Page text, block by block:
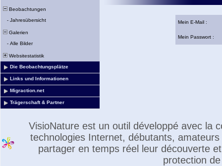
Beobachtungen
- Jahresübersicht
Galerien
- Alle Bilder
Websitestatistik
Die Beobachtungsplätze
Links und Informationen
Migraction.net
Trägerschaft & Partner
Mein E-Mail :
Mein Passwort :
VisioNature est un outil développé avec la
technologies Internet, débutants,
partager en temps réel leur découverte
protection